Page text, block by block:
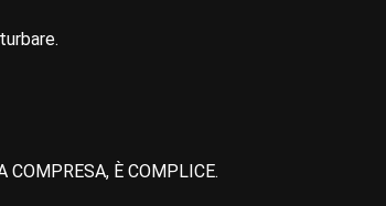
COMPRESA, È COMPLICE.